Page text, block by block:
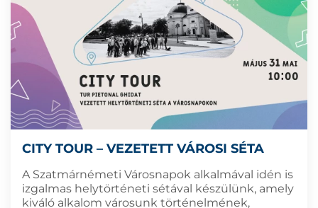
CITY TOUR – VEZETETT VÁROSI SÉTA
A Szatmárnémeti Városnapok alkalmával idén is
izgalmas helytörténeti sétával készülünk, amely
kiváló alkalom városunk történelmének,